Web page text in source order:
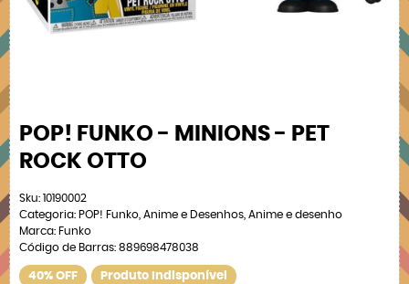
POP! FUNKO - MINIONS - PET
ROCK OTTO
Sku: 10190002
Categoria: POP! Funko Anime e Desenhos Anime e desenho
Marca: Funko
Código de Barras: 889698478038
40% OFF Produto Indisponível